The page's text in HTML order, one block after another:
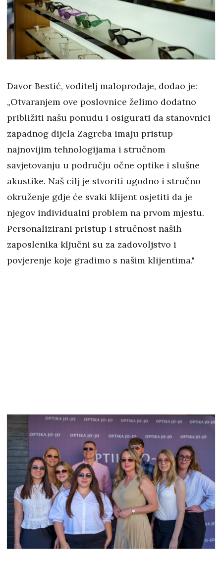
Davor Bestić, voditelj maloprodaje, dodao je:
„Otvaranjem ove poslovnice želimo dodatno
približiti našu ponudu i osigurati da stanovnici
zapadnog dijela Zagreba imaju pristup
najnovijim tehnologijama i stručnom
savjetovanju u području očne optike i slušne
akustike. Naš cilj je stvoriti ugodno i stručno
okruženje gdje će svaki klijent osjetiti da je
njegov individualni problem na prvom mjestu.
Personalizirani pristup i stručnost naših
zaposlenika ključni su za zadovoljstvo i
povjerenje koje gradimo s našim klijentima."